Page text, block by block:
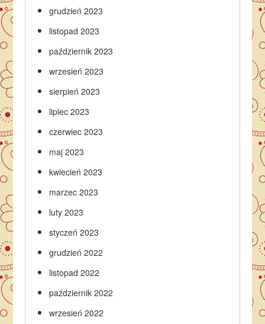
grudzień 2023
listopad 2023
październik 2023
wrzesień 2023
sierpień 2023
lipiec 2023
czerwiec 2023
maj 2023
kwiecień 2023
marzec 2023
luty 2023
styczeń 2023
grudzień 2022
listopad 2022
październik 2022
wrzesień 2022